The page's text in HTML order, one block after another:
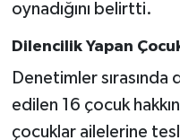
oynadığını belirtti.
Dilencilik Yapan
Denetimler sırasında
edilen 16 çocuk
çocuklar ailelerine